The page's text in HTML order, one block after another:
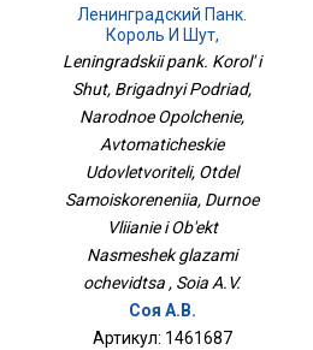
Ленинградский Панк.
Король И Шут,
Бригадный Подряд,
Народное Ополчение,
Автоматические
Удовлетворители, Отдел
Самоискоренения,
Дурное Влияние И
Объект Насмешек
Глазами Очевидца
Leningradskii pank. Korol' i
Shut, Brigadnyi Podriad,
Narodnoe Opolchenie,
Avtomaticheskie
Udovletvoriteli, Otdel
Samoiskoreneniia, Durnoe
Vliianie i Ob'ekt
Nasmeshek glazami
ochevidtsa , Soia A.V.
Соя А.В.
Артикул: 1461687